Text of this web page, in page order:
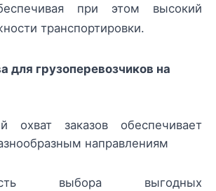
при этом высокий
транспортировки.
для грузоперевозчиков на
охват заказов обеспечивает
направлениям
выбора выгодных